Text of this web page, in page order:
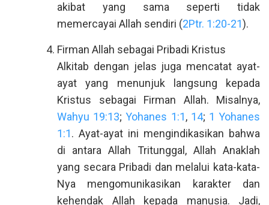
akibat yang sama seperti tidak
memercayai Allah sendiri (2Ptr. 1:20-21).
Firman Allah sebagai Pribadi Kristus
Alkitab dengan jelas juga mencatat ayat-
ayat yang menunjuk langsung kepada
Kristus sebagai Firman Allah. Misalnya,
Wahyu 19:13;Yohanes 1:1, 14; 1 Yohanes
1:1. Ayat-ayat ini mengindikasikan bahwa
di antara Allah Tritunggal, Allah Anaklah
yang secara Pribadi dan melalui kata-kata-
Nya mengomunikasikan karakter dan
kehendak Allah kepada manusia. Jadi,